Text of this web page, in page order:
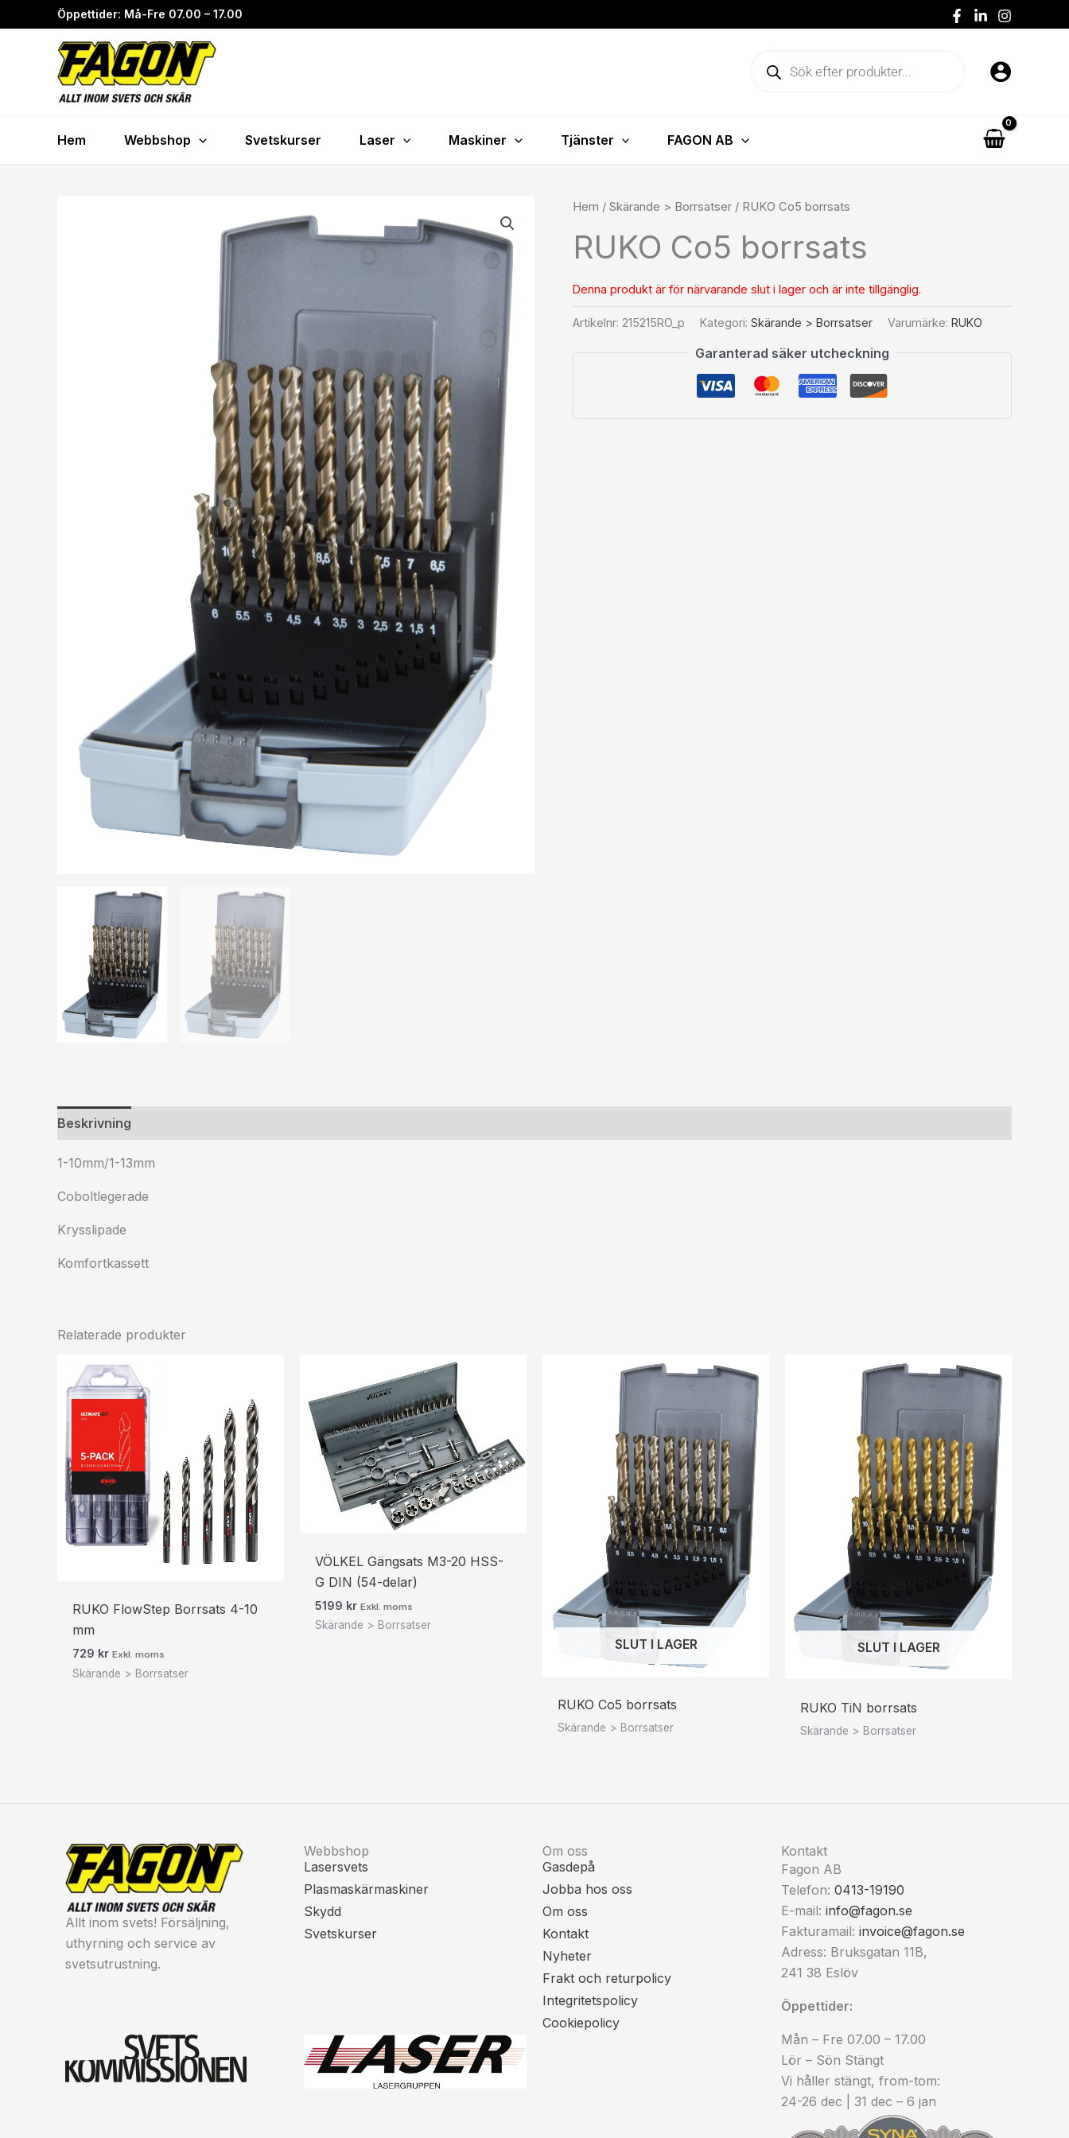
till
Öppettider: Må-Fre 07.00 – 17.00
Hem Webbshop Svetskurser Laser Maskiner Tjänster FAGON AB
Hem / Skärande > Borrsatser / RUKO Co5 borrsats
RUKO Co5 borrsats
Denna produkt är för närvarande slut i lager och är inte tillgänglig.
Artikelnr: 215215RO_p Kategori: Skärande > Borrsatser Varumärke: RUKO
Garanterad säker utcheckning
Beskrivning
1-10mm/1-13mm
Coboltlegerade
Krysslipade
Komfortkassett
Relaterade produkter
RUKO FlowStep Borrsats 4-10
mm
729 kr Exkl. moms
Skärande > Borrsatser
VÖLKEL Gängsats M3-20 HSS-
G DIN (54-delar)
5199 kr Exkl. moms
Skärande > Borrsatser
SLUT I LAGER
RUKO Co5 borrsats
Skärande > Borrsatser
SLUT I LAGER
RUKO TiN borrsats
Skärande > Borrsatser
Allt inom svets! Försäljning,
uthyrning och service av
svetsutrustning.
Webbshop
Lasersvets
Plasmaskärmaskiner
Skydd
Svetskurser
Om oss
Gasdepå
Jobba hos oss
Om oss
Kontakt
Nyheter
Frakt och returpolicy
Integritetspolicy
Cookiepolicy
Kontakt
Fagon AB
Telefon: 0413-19190
E-mail: info@fagon.se
Fakturamail: invoice@fagon.se
Adress: Bruksgatan 11B,
241 38 Eslöv
Öppettider:
Mån – Fre 07.00 – 17.00
Lör – Sön Stängt
Vi håller stängt, from-tom:
24-26 dec | 31 dec – 6 jan